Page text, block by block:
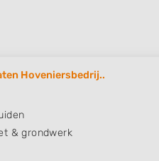
Hoveniersbedrij..
& grondwerk